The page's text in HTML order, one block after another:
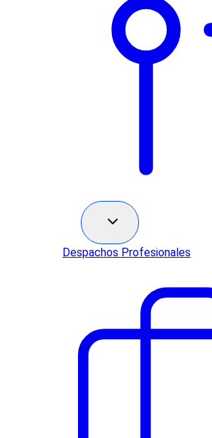
Despachos Profesionales